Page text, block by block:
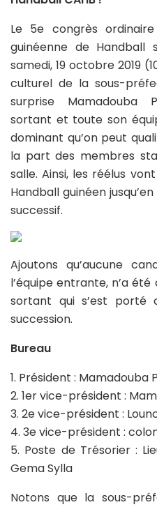
Le 5e congrès
guinéenne de
samedi, 19 octobre 2019
culturel de la sous-
surprise Mamadouba
sortant et toute son
dominant qu’on peut
la part des membres
salle. Ainsi, les réélus
Handball guinéen
successif.
Ajoutons qu’aucune
l’équipe entrante, n’a
sortant qui s’est porté
succession.
Bureau
1. Président : Mamadouba
2. 1er vice-président :
3. 2e vice-président :
4. 3e vice-président :
5. Poste de Trésorier :
Gema Sylla
Notons que la sous-